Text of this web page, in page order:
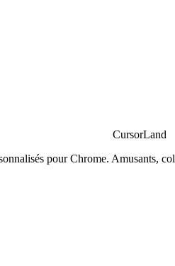
CursorLand
pour Chrome. Amusants,